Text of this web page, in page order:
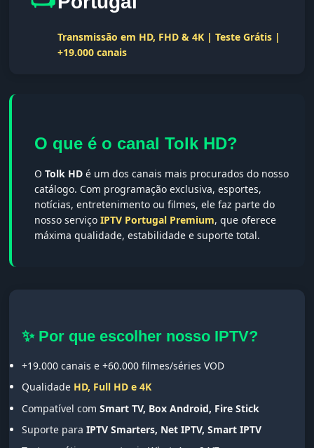
Transmissão em HD, FHD & 4K | Teste Grátis |
+19.000 canais
O que é o canal Tolk HD?
OTolk HD é um dos canais mais procurados do nosso
catálogo. Com programação exclusiva, esportes,
notícias, entretenimento ou filmes, ele faz parte do
nosso serviçoIPTV Portugal Premium, que oferece
máxima qualidade, estabilidade e suporte total.
✨ Por que escolher nosso IPTV?
+19.000 canais e +60.000 filmes/séries VOD
Qualidade HD, Full HD e 4K
Compatível comSmart TV, Box Android, Fire Stick
Suporte paraIPTV Smarters, Net IPTV, Smart IPTV